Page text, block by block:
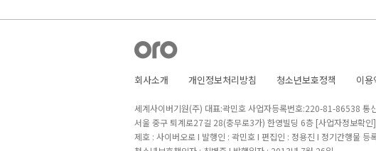
회사소개 개인정보처리방침 청소년보호정책 이용
세계사이버기원(주) 대표:곽민호 사업자등록번호:220-81-86538 통
서울 중구 퇴계로27길 28(충무로3가) 한영빌딩 6층 [사업자정보확인]
제호 : 사이버오로 I 발행인 : 곽민호 I 편집인 : 정용진 I 정기간행물